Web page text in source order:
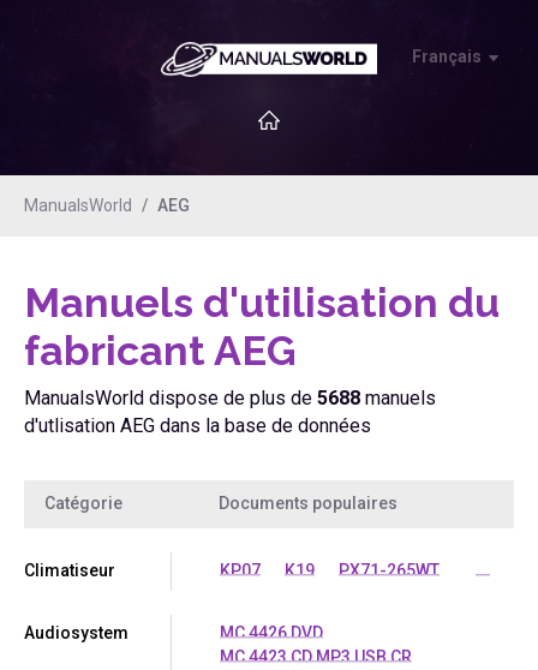
Français
ManualsWorld AEG
Manuels d'utilisation du
fabricant AEG
ManualsWorld dispose de plus de 5688 manuels
d'utlisation AEG dans la base de données
Catégorie Documents populaires
Climatiseur KP07 K19 PX71-265WT ...
Audiosystem
MC 4426 DVD
MC 4423 CD MP3 USB CR